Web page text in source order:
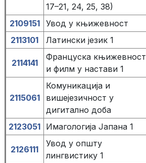
17–21, 24, 25, 38)
2109151 Увод у књижевност
2113101
Латински језик 1
2114141
Француска књижевност
и филм у настави 1
2115061
Комуникација и
вишејезичност у
дигитално доба
2123051 Имагологија Јапана 1
2126111
Увод у општу
лингвистику 1